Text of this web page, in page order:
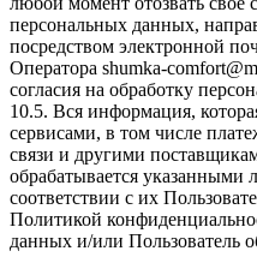
персональных данных,
посредством электронной
Оператора shumka-
согласия на обработку
10.5. Вся информация,
сервисами, в том числе
связи и другими
обрабатывается
соответствии с их
Политикой
данных и/или Пользователь